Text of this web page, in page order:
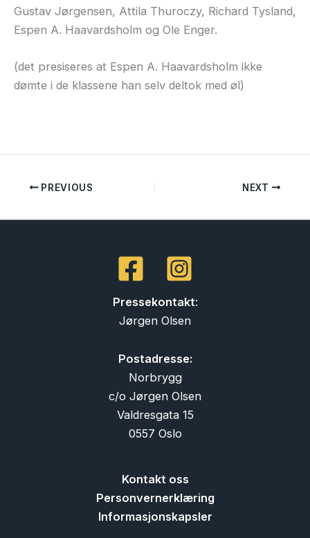
Gustav Jørgensen, Attila Thuroczy, Richard Tysland,
Espen A. Haavardsholm og Ole Enger.
(det presiseres at Espen A. Haavardsholm ikke
dømte i de klassene han selv deltok med øl)
PREVIOUS NEXT
Pressekontakt:
Jørgen Olsen
Postadresse:
Norbrygg
c/o Jørgen Olsen
Valdresgata 15
0557 Oslo
Kontakt oss
Personvernerklæring
Informasjonskapsler